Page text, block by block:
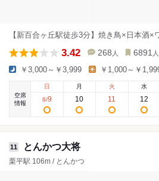
【新百合ヶ丘駅徒歩3分】焼き鳥×日本酒×
3.42 268 人 6891 人
￥3,000～￥3,999 ￥1,000～￥
空席
情報
日
8/9
月
10
火
11
水
12
11 とんかつ大将
栗平駅 106m / とんかつ